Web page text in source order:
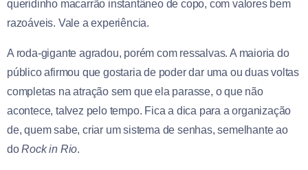
queridinho macarrão instantâneo de copo, com valores bem
razoáveis. Vale a experiência.
A roda-gigante agradou, porém com ressalvas. A maioria do
público afirmou que gostaria de poder dar uma ou duas voltas
completas na atração sem que ela parasse, o que não
acontece, talvez pelo tempo. Fica a dica para a organização
de, quem sabe, criar um sistema de senhas, semelhante ao
doRock in Rio.